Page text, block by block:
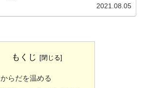
2021.08.05
もくじ
からだを温める